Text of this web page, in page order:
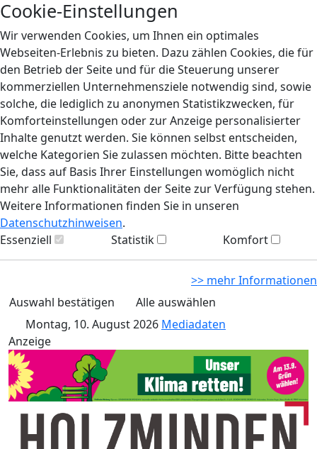
Cookie-Einstellungen
Wir verwenden Cookies, um Ihnen ein optimales
Webseiten-Erlebnis zu bieten. Dazu zählen Cookies, die für
den Betrieb der Seite und für die Steuerung unserer
kommerziellen Unternehmensziele notwendig sind, sowie
solche, die lediglich zu anonymen Statistikzwecken, für
Komforteinstellungen oder zur Anzeige personalisierter
Inhalte genutzt werden. Sie können selbst entscheiden,
welche Kategorien Sie zulassen möchten. Bitte beachten
Sie, dass auf Basis Ihrer Einstellungen womöglich nicht
mehr alle Funktionalitäten der Seite zur Verfügung stehen.
Weitere Informationen finden Sie in unseren
Datenschutzhinweisen.
Essenziell
Statistik Komfort
>> mehr Informationen
Auswahl bestätigen
Alle auswählen
Montag, 10. August 2026 Mediadaten
Anzeige